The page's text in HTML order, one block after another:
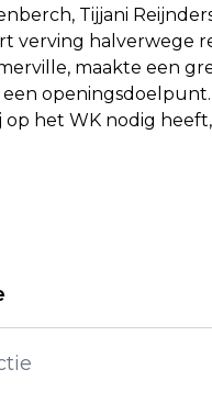
Tijjani
verving halverwege
maakte een
openingsdoelpunt.
op het WK nodig
IN VLAARDINGEN
GELLAR
ANTHONY HEAD